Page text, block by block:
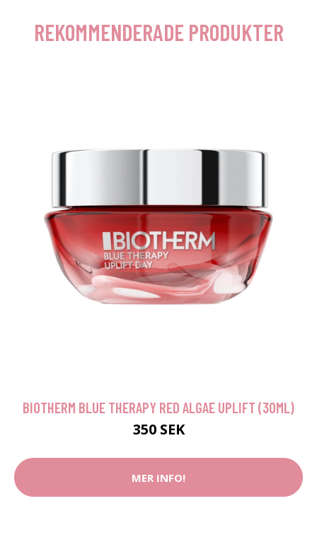
REKOMMENDERADE PRODUKTER
BIOTHERM BLUE THERAPY RED ALGAE UPLIFT (30ML)
350 SEK
MER INFO!